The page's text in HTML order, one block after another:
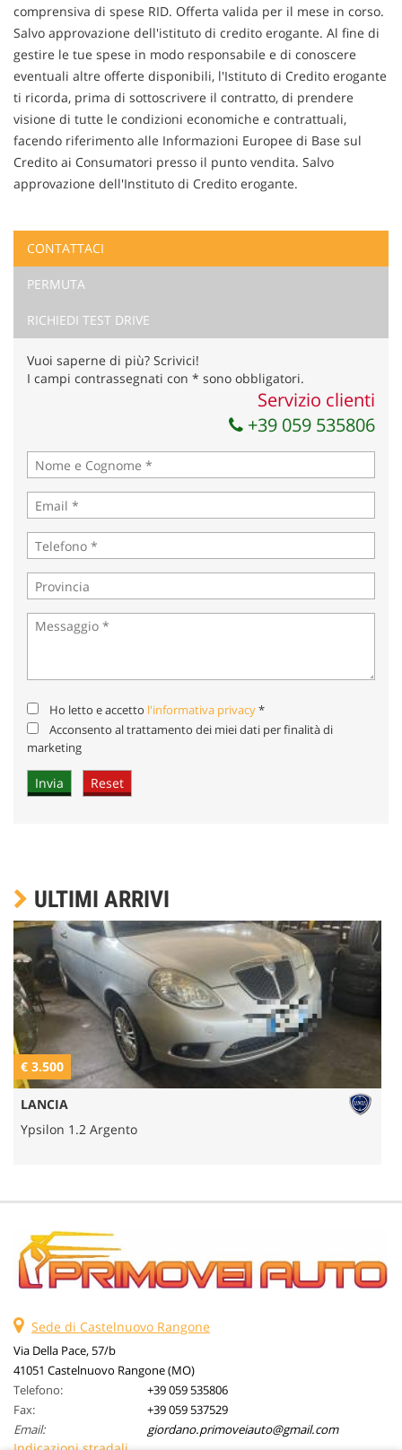
Ho letto e accettol'informativa privacy*
Acconsento al trattamento dei miei dati per finalità di
Invia la tua richiesta
comprensiva di spese RID. Offerta valida per il mese in corso.
Salvo approvazione dell'istituto di credito erogante. Al fine di
gestire le tue spese in modo responsabile e di conoscere
eventuali altre offerte disponibili, l'Istituto di Credito erogante
ti ricorda, prima di sottoscrivere il contratto, di prendere
visione di tutte le condizioni economiche e contrattuali,
facendo riferimento alle Informazioni Europee di Base sul
Credito ai Consumatori presso il punto vendita. Salvo
approvazione dell'Instituto di Credito erogante.
CONTATTACI
PERMUTA
RICHIEDI TEST DRIVE
Vuoi saperne di più? Scrivici!
I campi contrassegnati con * sono obbligatori.
Servizio clienti
+39 059 535806
Ho letto e accetto l'informativa privacy*
Acconsento al trattamento dei miei dati per finalità di
marketing
ULTIMI ARRIVI
€ 3.500
LANCIA
Ypsilon 1.2 Argento
Sede di Castelnuovo Rangone
Via Della Pace, 57/b
41051 Castelnuovo Rangone (MO)
Telefono:
+39 059 535806
Fax:
+39 059 537529
Email:
giordano.primoveiauto@gmail.com